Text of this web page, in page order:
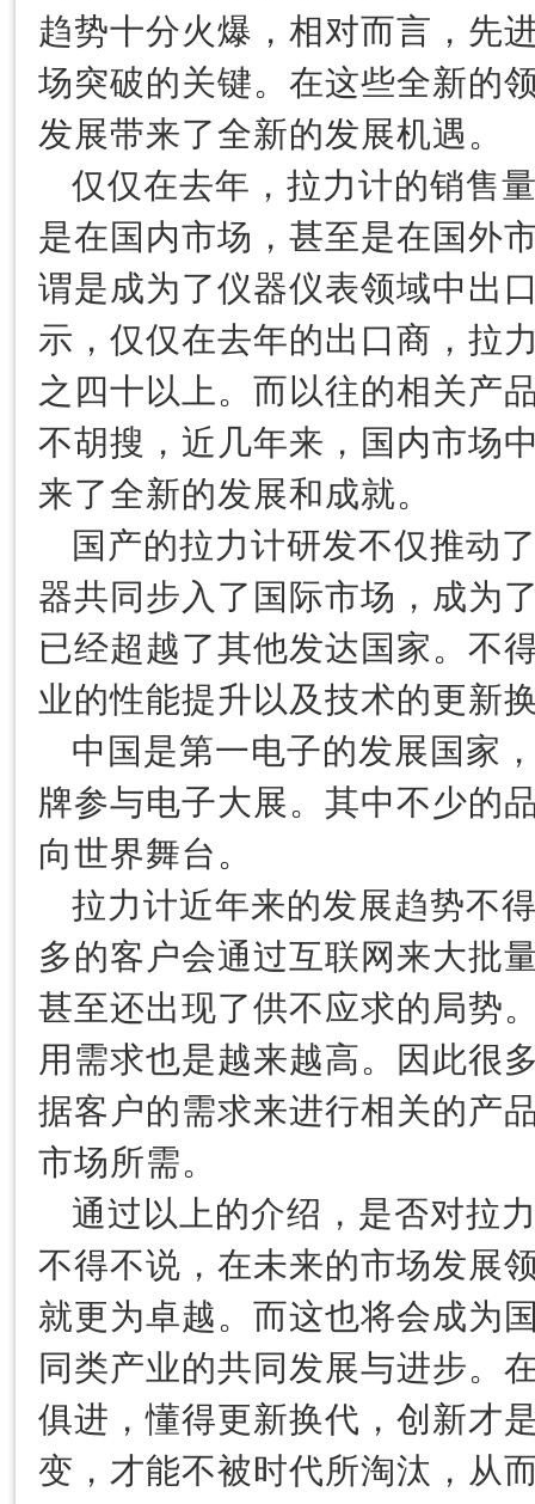
趋势十分火爆，相对而言，先
场突破的关键。在这些全新的
发展带来了全新的发展机遇。
仅仅在去年，拉力计的销售
是在国内市场，甚至是在国外
谓是成为了仪器仪表领域中出
示，仅仅在去年的出口商，拉
之四十以上。而以往的相关产
不胡搜，近几年来，国内市场
来了全新的发展和成就。
国产的拉力计研发不仅推动
器共同步入了国际市场，成为
已经超越了其他发达国家。不
业的性能提升以及技术的更新
中国是第一电子的发展国家
牌参与电子大展。其中不少的
向世界舞台。
拉力计近年来的发展趋势不
多的客户会通过互联网来大批
甚至还出现了供不应求的局势
用需求也是越来越高。因此很
据客户的需求来进行相关的产
市场所需。
通过以上的介绍，是否对拉
不得不说，在未来的市场发展
就更为卓越。而这也将会成为
同类产业的共同发展与进步。
俱进，懂得更新换代，创新才
变，才能不被时代所淘汰，从